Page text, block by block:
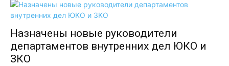
Назначены новые руководители
департаментов внутренних дел ЮКО и
ЗКО